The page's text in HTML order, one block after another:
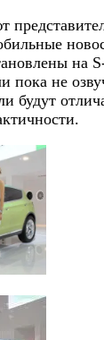
на
пока не
будут